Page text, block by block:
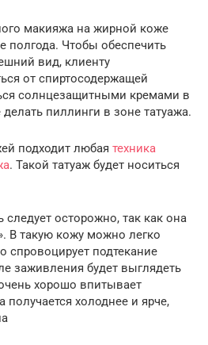
макияжа на жирной коже
полгода. Чтобы обеспечить
вид, клиенту
от спиртосодержащей
солнцезащитными кремами в
пиллинги в зоне татуажа.
подходит любая техника
. Такой татуаж будет носиться
следует осторожно, так как она
В такую кожу можно легко
спровоцирует подтекание
заживления будет выглядеть
хорошо впитывает
получается холоднее и ярче,